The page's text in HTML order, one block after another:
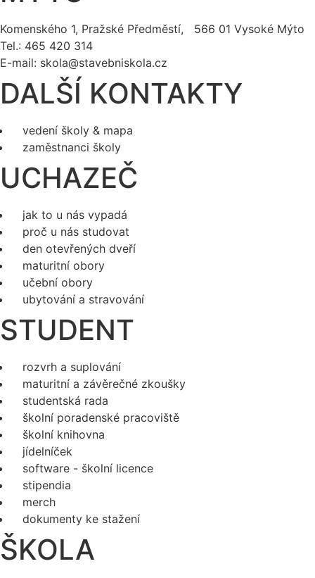
Komenského 1, Pražské Předměstí, 566 01 Vysoké Mýto
Tel.: 465 420 314
E-mail: skola@stavebniskola.cz
DALŠÍ KONTAKTY
vedení školy & mapa
zaměstnanci školy
UCHAZEČ
jak to u nás vypadá
proč u nás studovat
den otevřených dveří
maturitní obory
učební obory
ubytování a stravování
STUDENT
rozvrh a suplování
maturitní a závěrečné zkoušky
studentská rada
školní poradenské pracoviště
školní knihovna
jídelníček
software - školní licence
stipendia
merch
dokumenty ke stažení
ŠKOLA